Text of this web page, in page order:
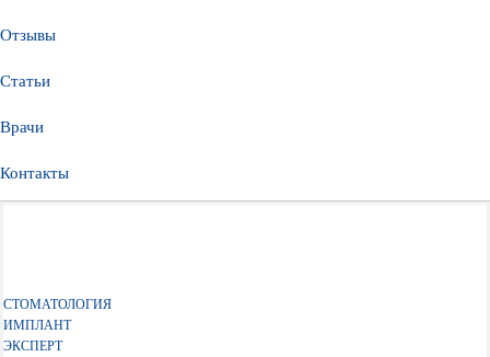
Отзывы
Статьи
Врачи
Контакты
СТОМАТОЛОГИЯ
ИМПЛАНТ
ЭКСПЕРТ